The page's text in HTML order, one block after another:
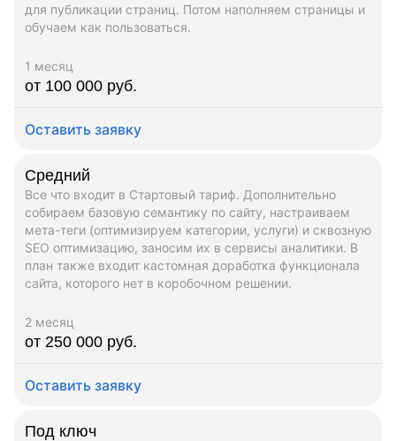
для публикации страниц. Потом наполняем страницы и
обучаем как пользоваться.
1 месяц
от 100 000 руб.
Оставить заявку
Средний
Все что входит в Стартовый тариф. Дополнительно
собираем базовую семантику по сайту, настраиваем
мета-теги (оптимизируем категории, услуги) и сквозную
SEO оптимизацию, заносим их в сервисы аналитики. В
план также входит кастомная доработка функционала
сайта, которого нет в коробочном решении.
2 месяц
от 250 000 руб.
Оставить заявку
Под ключ